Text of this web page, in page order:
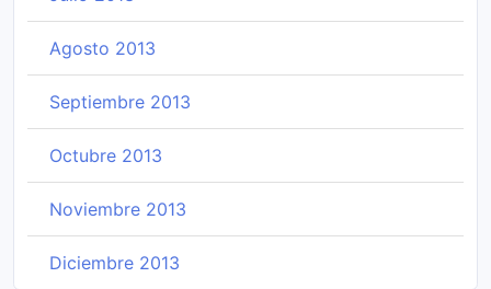
Agosto 2013
Septiembre 2013
Octubre 2013
Noviembre 2013
Diciembre 2013